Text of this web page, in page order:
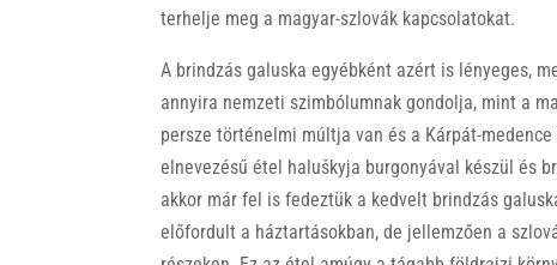
terhelje meg a magyar-szlovák kapcsolatokat.
A brindzás galuska egyébként azért is lényeges,
annyira nemzeti szimbólumnak gondolja, mint a
persze történelmi múltja van és a Kárpát-
elnevezésű étel haluškyja burgonyával készül és
akkor már fel is fedeztük a kedvelt brindzás
előfordult a háztartásokban, de jellemzően a